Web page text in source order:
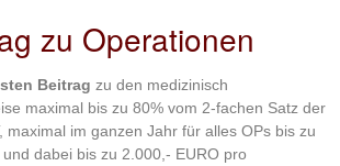
zu Operationen
Beitrag zu den medizinisch
maximal bis zu 80% vom 2-fachen Satz der
im ganzen Jahr für alles OPs bis zu
dabei bis zu 2.000,- EURO pro